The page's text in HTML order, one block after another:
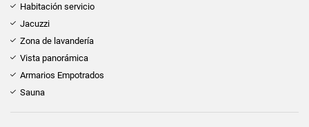
Habitación servicio
Jacuzzi
Zona de lavandería
Vista panorámica
Armarios Empotrados
Sauna